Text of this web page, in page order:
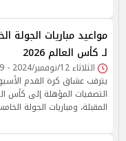
مواعيد مباريات الجولة
لـ كأس العالم 2026
الثلاثاء 12/نوفمبر/2024 - 11:59 ص
يترقب عشاق كرة القدم
المقبلة، ومباريات الجولة